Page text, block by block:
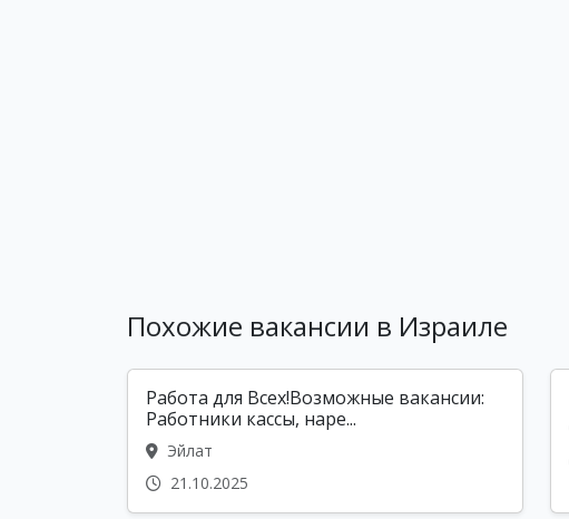
Похожие вакансии в Израиле
Работа для Всех!Возможные вакансии:
Работники кассы, наре...
Эйлат
21.10.2025